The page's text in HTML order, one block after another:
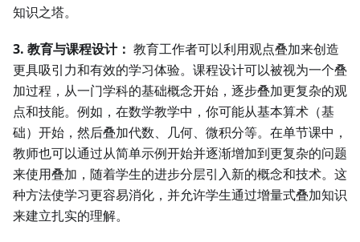
知识之塔。
3. 教育与课程设计： 教育工作者可以利用观点叠加来创造
更具吸引力和有效的学习体验。课程设计可以被视为一个叠
加过程，从一门学科的基础概念开始，逐步叠加更复杂的观
点和技能。例如，在数学教学中，你可能从基本算术（基
础）开始，然后叠加代数、几何、微积分等。在单节课中，
教师也可以通过从简单示例开始并逐渐增加到更复杂的问题
来使用叠加，随着学生的进步分层引入新的概念和技术。这
种方法使学习更容易消化，并允许学生通过增量式叠加知识
来建立扎实的理解。